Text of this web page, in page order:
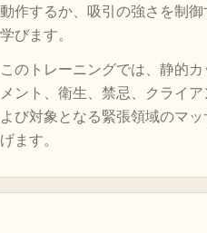
動作するか、吸引の強さを制
学びます。
このトレーニングでは、静的
メント、衛生、禁忌、クライ
よび対象となる緊張領域のマ
げます。